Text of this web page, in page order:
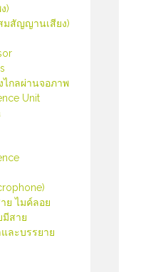
)
มสัญญานเสียง)
กลผ่านจอภาพ
Unit
ย ไมค์ลอย
มีสาย
ละบรรยาย